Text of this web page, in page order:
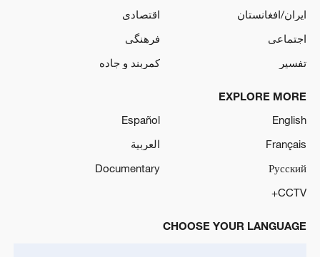
ایران/افغانستان
اقتصادی
اجتماعی
فرهنگی
تفسیر
کمربند و جاده
EXPLORE MORE
English
Español
Français
العربية
Русский
Documentary
CCTV+
CHOOSE YOUR LANGUAGE